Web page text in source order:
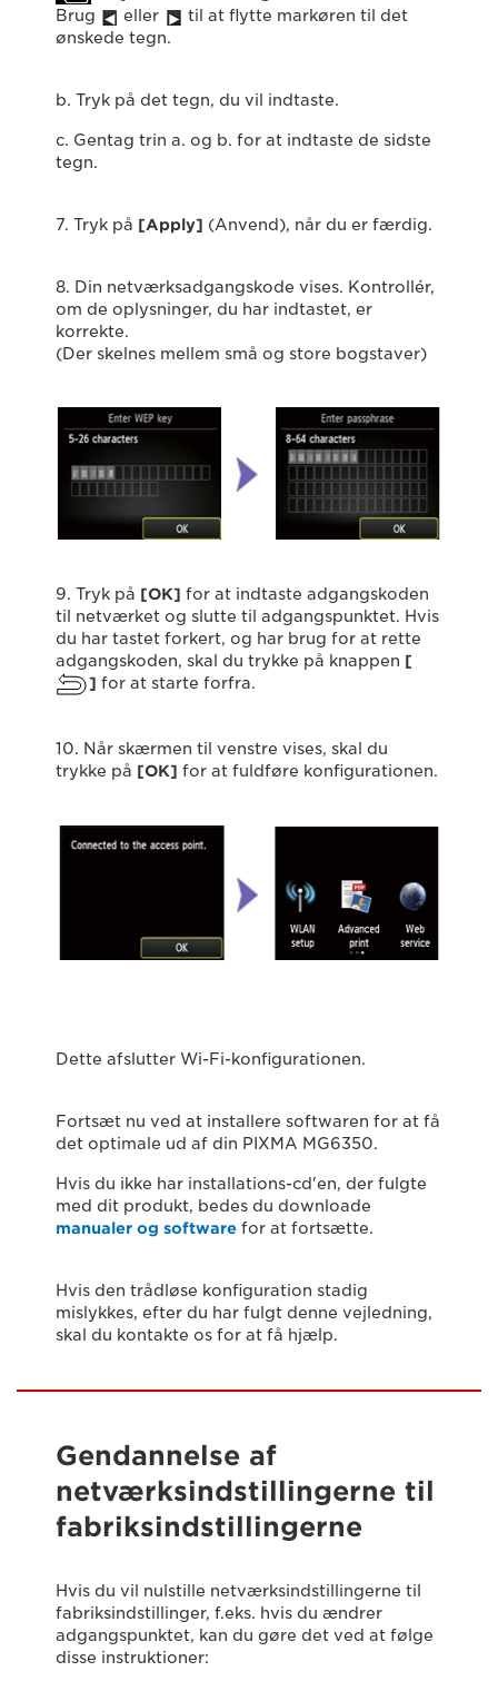
Brug
eller
til at flytte markøren til det
ønskede tegn.
b. Tryk på det tegn, du vil indtaste.
c. Gentag trin a. og b. for at indtaste de sidste
tegn.
7. Tryk på [Apply] (Anvend), når du er færdig.
8. Din netværksadgangskode vises. Kontrollér,
om de oplysninger, du har indtastet, er
korrekte.
(Der skelnes mellem små og store bogstaver)
9. Tryk på [OK] for at indtaste adgangskoden
til netværket og slutte til adgangspunktet. Hvis
du har tastet forkert, og har brug for at rette
adgangskoden, skal du trykke på knappen [
] for at starte forfra.
10. Når skærmen til venstre vises, skal du
trykke på [OK] for at fuldføre konfigurationen.
Dette afslutter Wi-Fi-konfigurationen.
Fortsæt nu ved at installere softwaren for at få
det optimale ud af din PIXMA MG6350.
Hvis du ikke har installations-cd'en, der fulgte
med dit produkt, bedes du downloade
manualer og software for at fortsætte.
Hvis den trådløse konfiguration stadig
mislykkes, efter du har fulgt denne vejledning,
skal du kontakte os for at få hjælp.
Gendannelse af
netværksindstillingerne til
fabriksindstillingerne
Hvis du vil nulstille netværksindstillingerne til
fabriksindstillinger, f.eks. hvis du ændrer
adgangspunktet, kan du gøre det ved at følge
disse instruktioner: